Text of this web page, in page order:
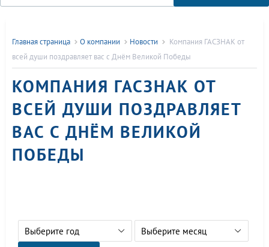
Главная страница О компании Новости
Компания ГАСЗНАК от
всей души поздравляет вас с Днём Великой Победы
КОМПАНИЯ ГАСЗНАК ОТ
ВСЕЙ ДУШИ ПОЗДРАВЛЯЕТ
ВАС С ДНЁМ ВЕЛИКОЙ
ПОБЕДЫ
Выберите год Выберите месяц